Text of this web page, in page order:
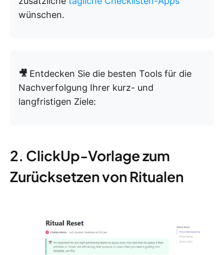
wünschen.
🎥 Entdecken Sie die besten Tools für die
Nachverfolgung Ihrer kurz- und
langfristigen Ziele:
2. ClickUp-Vorlage zum
Zurücksetzen von Ritualen